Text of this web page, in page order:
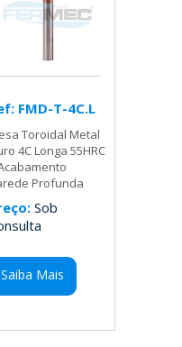
FMD-T-4C.L
Toroidal Metal
4C Longa 55HRC
Profunda
Sob
Saiba Mais